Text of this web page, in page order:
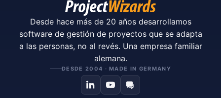
Desde hace más de 20 años desarrollamos
software de gestión de proyectos que se adapta
a las personas, no al revés. Una empresa familiar
alemana.
DESDE 2004 · MADE IN GERMANY